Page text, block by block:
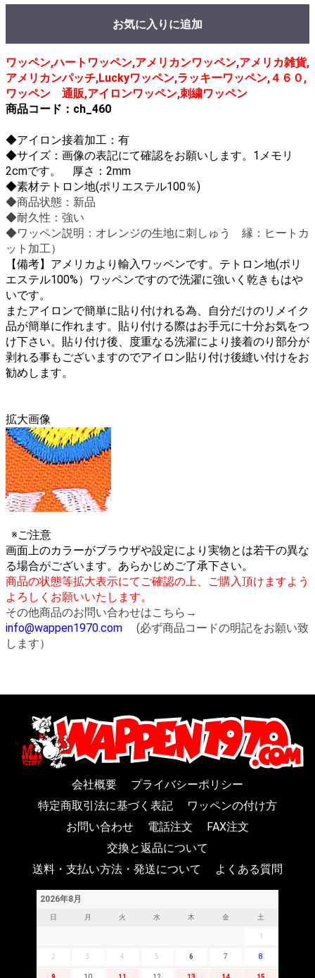
お気に入りに追加
ワッペン,ハートワッペン,アメリカンワッペン,アメリカ雑貨,
アメリカンパッチ,Luckyワッペン,ラッキーワッペン,４６０,
ワッペン 通販,アイロンワッペン,刺繍ワッペン
商品コード：ch_460
◆アイロン接着加工：有
◆サイズ：画像の表記にて確認をお願いします。1メモリ
2cmです。 厚さ：2mm
◆素材テトロン地(ポリエステル100％)
◆商品状態：新品
◆耐久性：強い
◆ワッペン説明：オレンジの生地に刺しゅう 縁：ヒートカ
ット加工）
【備考】 アメリカより輸入ワッペンです。テトロン地(ポリ
エステル100%）ワッペンですので洗濯に強いく乾きもはや
いです。
またアイロンで簡単に貼り付けれる為、自分だけのリメイク
品が簡単に作れます。貼り付ける際はお手元に十分お気をつ
け下さい。貼り付け後、度重なる洗濯により接着のり部分が
剥れる事もございますのでアイロン貼り付け後縫い付けをお
勧めします。
拡大画像
※ご注意
画面上のカラーがブラウザや設定により実物とは若干の異な
る場合がございます。あらかじめご了承下さい。
商品の状態等拡大表示にてご確認の上、ご購入頂けますよう
よろしくお願いいたします。
その他商品のお問い合わせはこちら→
info@wappen1970.com (必ず商品コードの明記をお願い致
します）
会社概要
プライバシーポリシー
特定商取引法に基づく表記
ワッペンの付け方
お問い合わせ
電話注文
FAX注文
交換と返品について
送料・支払い方法・発送について
よくある質問
2026年8月
日 月 火 水 木 金 土
1
2 3 4 5 6 7 8